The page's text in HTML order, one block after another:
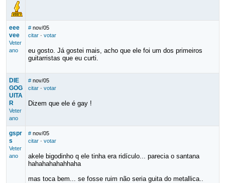
eee
vee
Veter
ano
# nov/05
citar· votar
eu gosto. Já gostei mais, acho que ele foi um dos primeiros
guitarristas que eu curti.
DIE
GOG
UITA
R
Veter
ano
# nov/05
citar· votar
Dizem que ele é gay !
gspr
s
Veter
ano
# nov/05
citar· votar
akele bigodinho q ele tinha era ridículo... parecia o santana
hahahahahahhaha
mas toca bem... se fosse ruim não seria guita do metallica..